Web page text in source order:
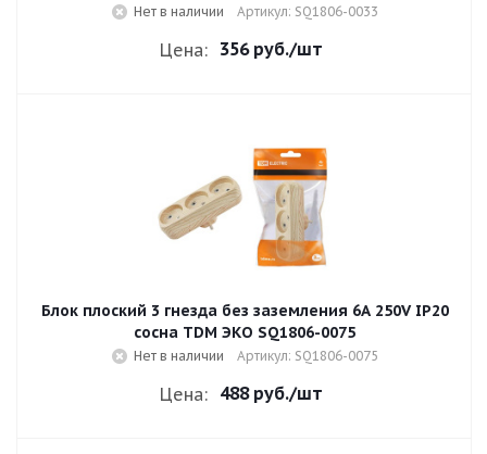
Нет в наличии Артикул: SQ1806-0033
Цена: 356 руб./шт
Блок плоский 3 гнезда без заземления 6A 250V IP20
сосна TDM ЭКО SQ1806-0075
Нет в наличии Артикул: SQ1806-0075
Цена: 488 руб./шт